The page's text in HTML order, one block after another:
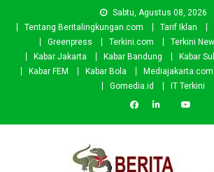
Sabtu, Agustus 08, 2026
Tentang Beritalingkungan.com
Tarif Iklan
Greenpress
Terkini.com Terkini
Kabar Jakarta
Kabar Bandung Kabar
Kabar FEM
Kabar Bola Mediajakarta.com
Gomedia.id
IT Terkini